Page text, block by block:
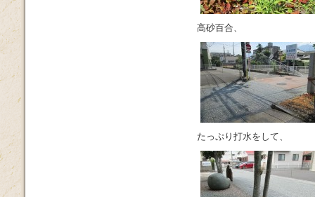
高砂百合、
たっぷり打水をして、